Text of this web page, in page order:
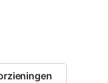
plaatse verstrekt.
over